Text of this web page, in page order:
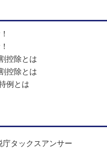
控除とは
控除とは
例とは
庁タックスアンサー